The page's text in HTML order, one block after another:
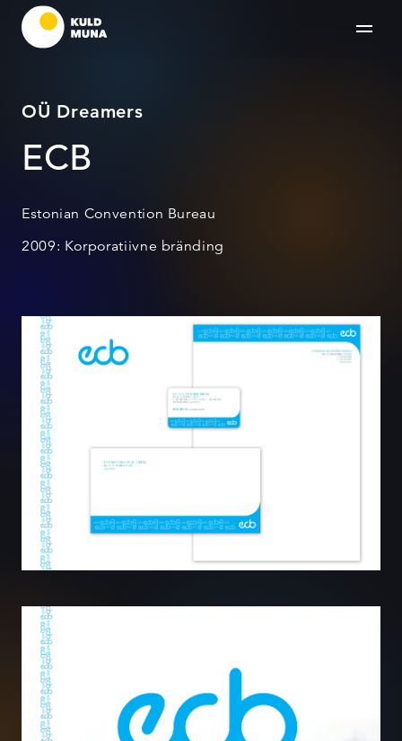
OÜ Dreamers
ECB
Estonian Convention Bureau
2009: Korporatiivne bränding